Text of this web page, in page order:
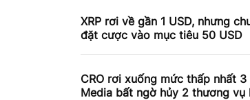
XRP rơi về gần 1 USD, nhưng
đặt cược vào mục tiêu 50 USD
CRO rơi xuống mức thấp nhất 3
Media bất ngờ hủy 2 thương vụ